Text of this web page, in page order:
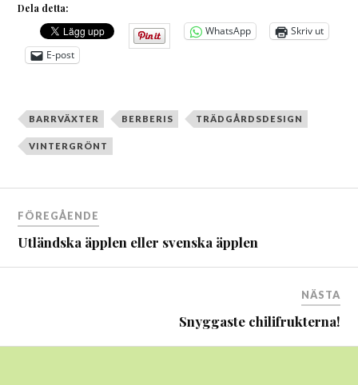
Dela detta:
WhatsApp
Skriv ut
E-post
BARRVÄXTER BERBERIS TRÄDGÅRDSDESIGN
VINTERGRÖNT
Inläggsnavigering
FÖREGÅENDE
Utländska äpplen eller svenska äpplen
NÄSTA
Snyggaste chilifrukterna!